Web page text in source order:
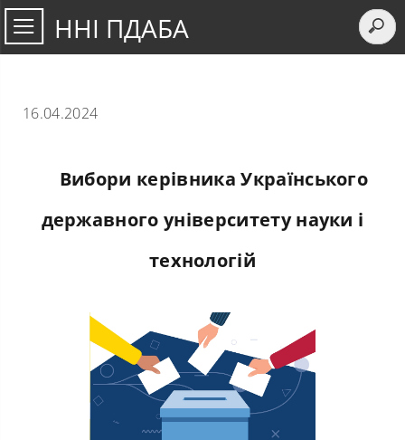
ННІ ПДАБА
16.04.2024
Вибори керівника Українського
державного університету науки і
технологій